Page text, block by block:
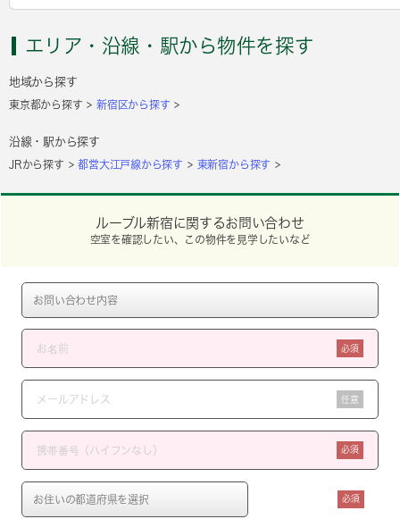
エリア・沿線・駅から物件を探す
地域から探す
東京都から探す 新宿区から探す
沿線・駅から探す
JRから探す 都営大江戸線から探す 東新宿から探す
ルーブル新宿に関するお問い合わせ
空室を確認したい、この物件を見学したいなど
必須
任意
必須
必須